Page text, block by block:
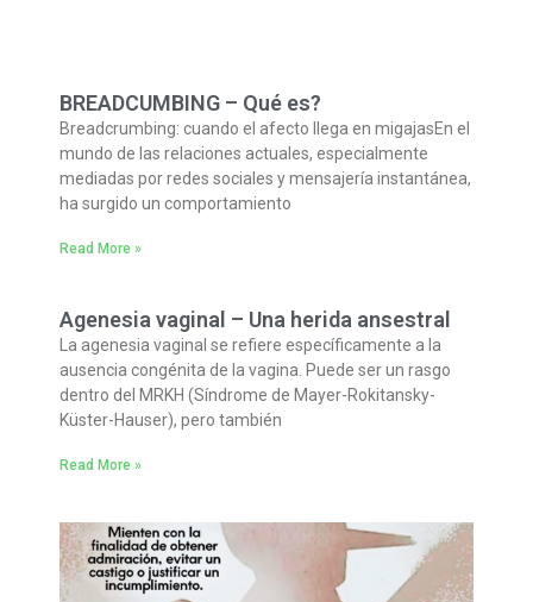
BREADCUMBING – Qué es?
Breadcrumbing: cuando el afecto llega en migajasEn el
mundo de las relaciones actuales, especialmente
mediadas por redes sociales y mensajería instantánea,
ha surgido un comportamiento
Read More »
Agenesia vaginal – Una herida ansestral
La agenesia vaginal se refiere específicamente a la
ausencia congénita de la vagina. Puede ser un rasgo
dentro del MRKH (Síndrome de Mayer-Rokitansky-
Küster-Hauser), pero también
Read More »